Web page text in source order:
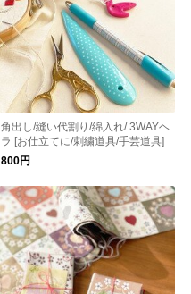
角出し/縫い代割り/綿入れ/ 3WAYヘ
ラ [お仕立てに/刺繍道具/手芸道具]
800円